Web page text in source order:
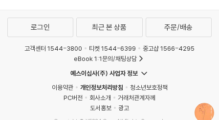
로그인 최근 본 상품 주문/배송
고객센터 1544-3800 티켓 1544-6399
중고샵 1566-4295
eBook 1:1문의/채팅상담
예스이십사(주) 사업자 정보
이용약관
개인정보처리방침
청소년보호정책
PC버전
회사소개
거래처관계자께
도서홍보
광고